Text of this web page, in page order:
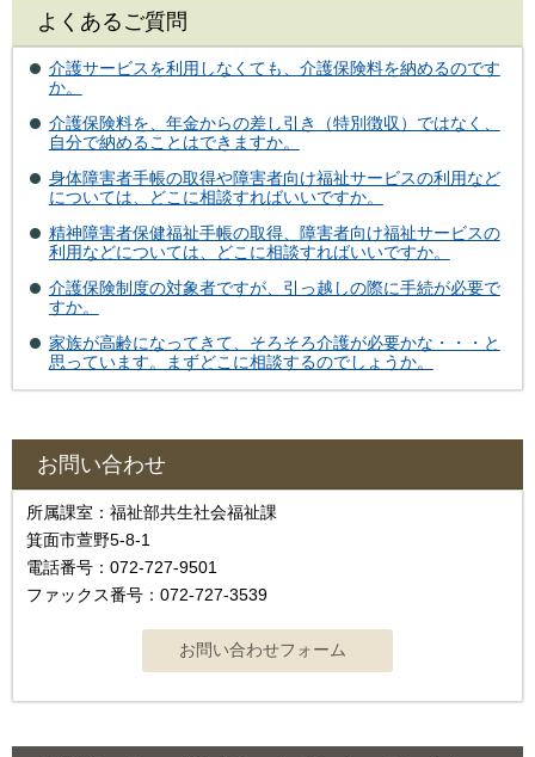
よくあるご質問
介護サービスを利用しなくても、介護保険料を納めるのです
か。
介護保険料を、年金からの差し引き（特別徴収）ではなく、
自分で納めることはできますか。
身体障害者手帳の取得や障害者向け福祉サービスの利用など
については、どこに相談すればいいですか。
精神障害者保健福祉手帳の取得、障害者向け福祉サービスの
利用などについては、どこに相談すればいいですか。
介護保険制度の対象者ですが、引っ越しの際に手続が必要で
すか。
家族が高齢になってきて、そろそろ介護が必要かな・・・と
思っています。まずどこに相談するのでしょうか。
お問い合わせ
所属課室：福祉部共生社会福祉課
箕面市萱野5-8-1
電話番号：072-727-9501
ファックス番号：072-727-3539